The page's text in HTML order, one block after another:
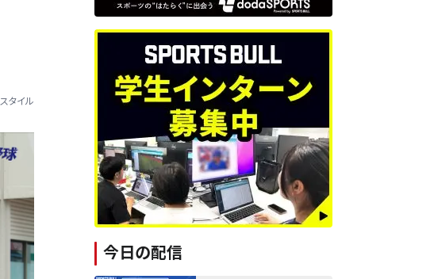
タイル
今日の配信